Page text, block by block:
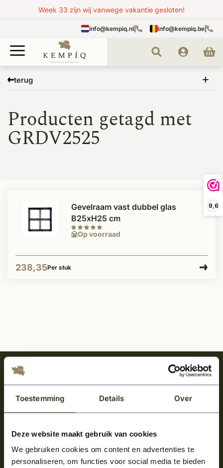
Toestemming Details Over
Deze website maakt gebruik van cookies
We gebruiken cookies om content en advertenties te
personaliseren, om functies voor social media te bieden
9,6
Week 33 zijn wij vanwege vakantie gesloten!
info@kempiq.nl info@kempiq.be
terug
GRDV2525
Producten getagd met
GRDV2525
Op voorraad
Gevelraam vast dubbel glas
B25xH25 cm
238,35Per stuk
Meld je aan en ontvang het laatste nieuws
over onze kempische bouwstijl!
Aanmelden voor de nieuwsbrief